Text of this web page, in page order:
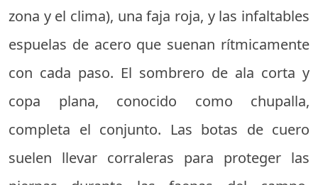
zona y el clima), una faja roja, y las infaltables
espuelas de acero que suenan rítmicamente
con cada paso. El sombrero de ala corta y
copa plana, conocido como chupalla,
completa el conjunto. Las botas de cuero
suelen llevar corraleras para proteger las